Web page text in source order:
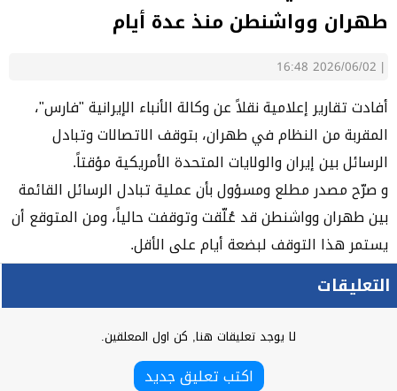
طهران وواشنطن منذ عدة أيام
|
2026/06/02 16:48
أفادت تقارير إعلامية نقلاً عن وكالة الأنباء الإيرانية "فارس"،
المقربة من النظام في طهران، بتوقف الاتصالات وتبادل
الرسائل بين إيران والولايات المتحدة الأمريكية مؤقتاً.
و صرّح مصدر مطلع ومسؤول بأن عملية تبادل الرسائل القائمة
بين طهران وواشنطن قد عُلّقت وتوقفت حالياً، ومن المتوقع أن
يستمر هذا التوقف لبضعة أيام على الأقل.
التعليقات
لا يوجد تعليقات هنا, كن اول المعلقين.
اكتب تعليق جديد